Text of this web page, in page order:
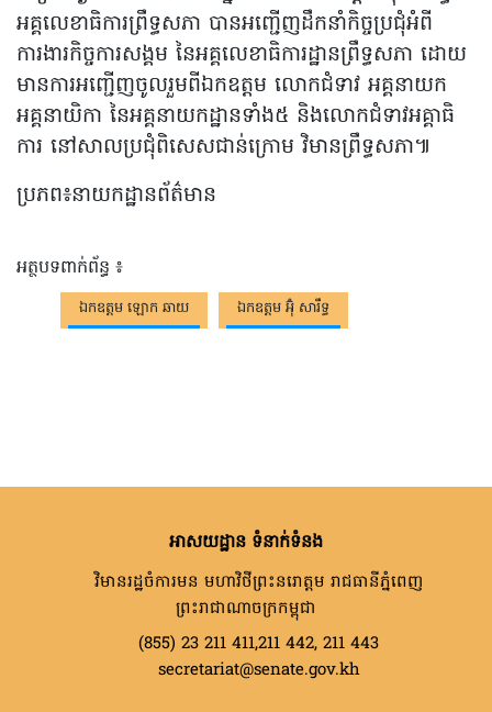
អគ្គលេខាធិការព្រឹទ្ធសភា បានអញ្ជើញដឹកនាំកិច្ចប្រជុំអំពី
ការងារកិច្ចការសង្គម នៃអគ្គលេខាធិការដ្ឋានព្រឹទ្ធសភា ដោយ
មានការអញ្ជើញចូលរួមពីឯកឧត្តម លោកជំទាវ អគ្គនាយក
អគ្គនាយិកា នៃអគ្គនាយកដ្ឋានទាំង៥ និងលោកជំទាវអគ្គាធិ
ការ នៅសាលប្រជុំពិសេសជាន់ក្រោម វិមានព្រឹទ្ធសភា៕
ប្រភព៖នាយកដ្ឋានព័ត៌មាន
អត្ថបទពាក់ព័ន្ធ ៖
ឯកឧត្តម ឡោក ឆាយ ឯកឧត្តម អ៊ុំ សារឹទ្ធ
អាសយដ្ឋាន ទំនាក់ទំនង
វិមានរដ្ឋចំការមន មហាវិថីព្រះនរោត្តម រាជធានីភ្នំពេញ
ព្រះរាជាណាចក្រកម្ពុជា
(855) 23 211 411,211 442, 211 443
secretariat@senate.gov.kh